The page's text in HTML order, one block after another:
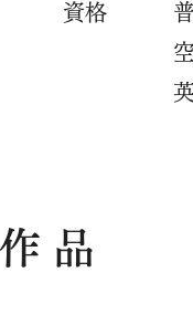
資格 普通
空手
英検
品